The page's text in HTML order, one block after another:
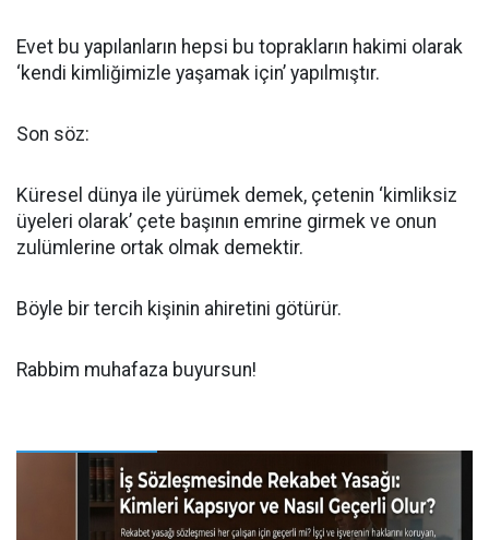
Evet bu yapılanların hepsi bu toprakların hakimi olarak
‘kendi kimliğimizle yaşamak için’ yapılmıştır.
Son söz:
Küresel dünya ile yürümek demek, çetenin ‘kimliksiz
üyeleri olarak’ çete başının emrine girmek ve onun
zulümlerine ortak olmak demektir.
Böyle bir tercih kişinin ahiretini götürür.
Rabbim muhafaza buyursun!